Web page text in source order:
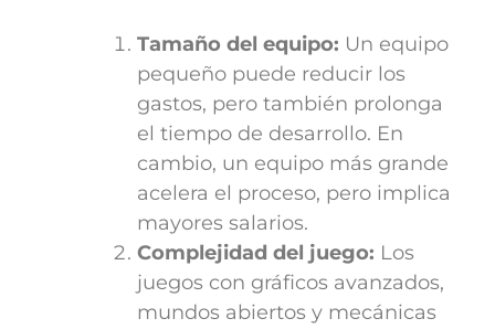
Tamaño del equipo: Un equipo
pequeño puede reducir los
gastos, pero también prolonga
el tiempo de desarrollo. En
cambio, un equipo más grande
acelera el proceso, pero implica
mayores salarios.
Complejidad del juego: Los
juegos con gráficos avanzados,
mundos abiertos y mecánicas